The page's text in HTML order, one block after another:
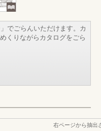
でごらんいただけます。カ
くりながらカタログをごら
右ページから抽出